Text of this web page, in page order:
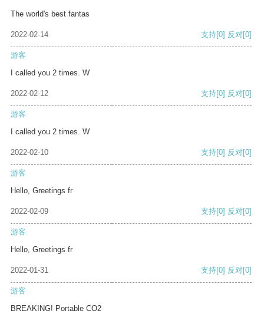
The world's best fantas
2022-02-14 支持[0] 反对[0]
游客
I called you 2 times. W
2022-02-12 支持[0] 反对[0]
游客
I called you 2 times. W
2022-02-10 支持[0] 反对[0]
游客
Hello, Greetings fr
2022-02-09 支持[0] 反对[0]
游客
Hello, Greetings fr
2022-01-31 支持[0] 反对[0]
游客
BREAKING! Portable CO2